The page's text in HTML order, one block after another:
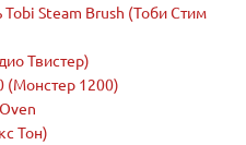
Steam Brush (Тоби Стим
Твистер)
(Монстер 1200)
Тон)